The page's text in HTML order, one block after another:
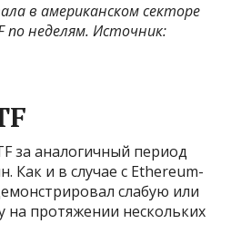
в американском секторе
по неделям. Источник:
за аналогичный период
Как и в случае с Ethereum-
слабую или
на протяжении нескольких